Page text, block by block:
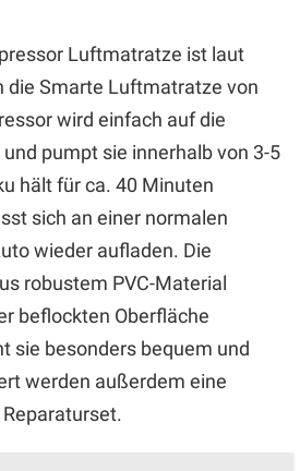
Luftmatratze ist laut
die Smarte Luftmatratze von
wird einfach auf die
pumpt sie innerhalb von 3-5
hält für ca. 40 Minuten
sich an einer normalen
wieder aufladen. Die
robustem PVC-Material
beflockten Oberfläche
sie besonders bequem und
werden außerdem eine